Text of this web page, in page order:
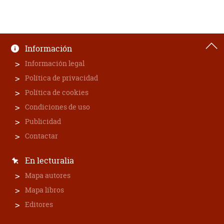
Información
Información legal
Política de privacidad
Política de cookies
Condiciones de uso
Publicidad
Contactar
En lecturalia
Mapa autores
Mapa libros
Editores